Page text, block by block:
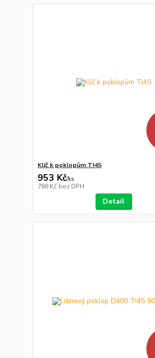
Klíč k poklopům TI4S
953 Kč/ks
788 Kč bez DPH
Detail